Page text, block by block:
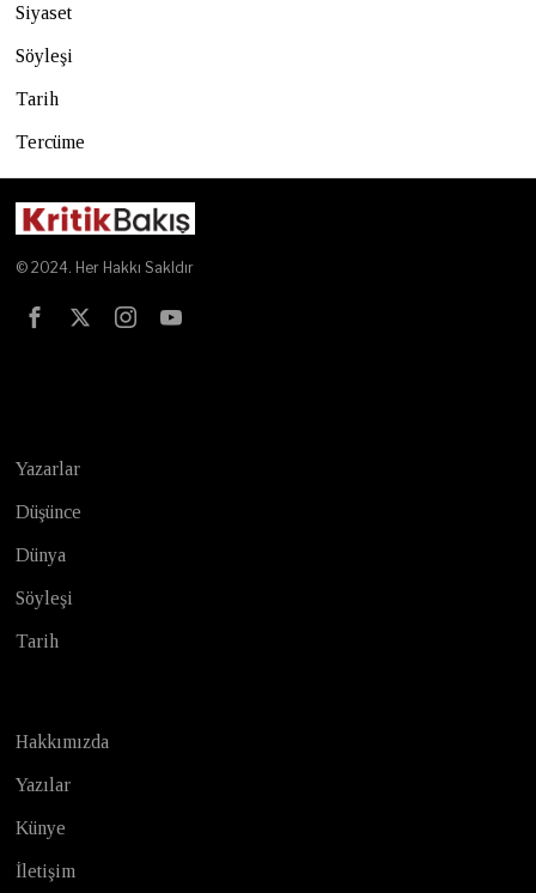
Siyaset
Söyleşi
Tarih
Tercüme
© 2024. Her Hakkı Sakldır
Yazarlar
Düşünce
Dünya
Söyleşi
Tarih
Hakkımızda
Yazılar
Künye
İletişim